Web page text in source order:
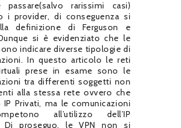
passare(salvo rarissimi casi)
i provider, di conseguenza si
definizione di Ferguson e
si è evidenziato che le
indicare diverse tipologie di
In questo articolo le reti
prese in esame sono le
tra differenti soggetti non
alla stessa rete ovvero che
IP Privati, ma le comunicazioni
all’utilizzo dell’IP
Di proseguo, le VPN non si